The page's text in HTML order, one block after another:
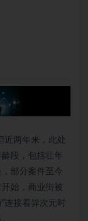
近两年来，此处
段，包括壮年
部分案件至今
始，商业街被
连接着异次元时